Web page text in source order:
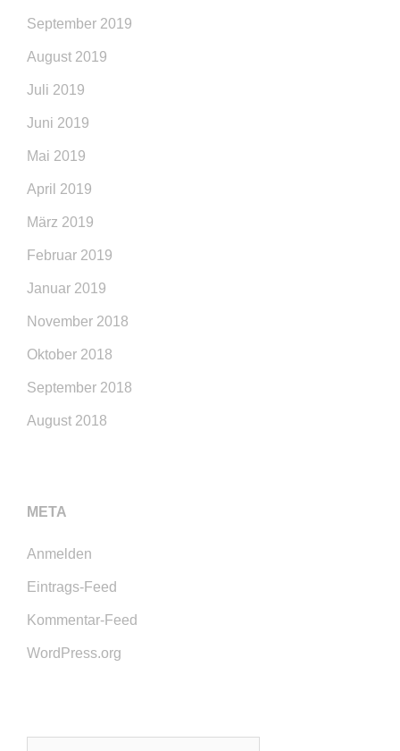
September 2019
August 2019
Juli 2019
Juni 2019
Mai 2019
April 2019
März 2019
Februar 2019
Januar 2019
November 2018
Oktober 2018
September 2018
August 2018
META
Anmelden
Eintrags-Feed
Kommentar-Feed
WordPress.org